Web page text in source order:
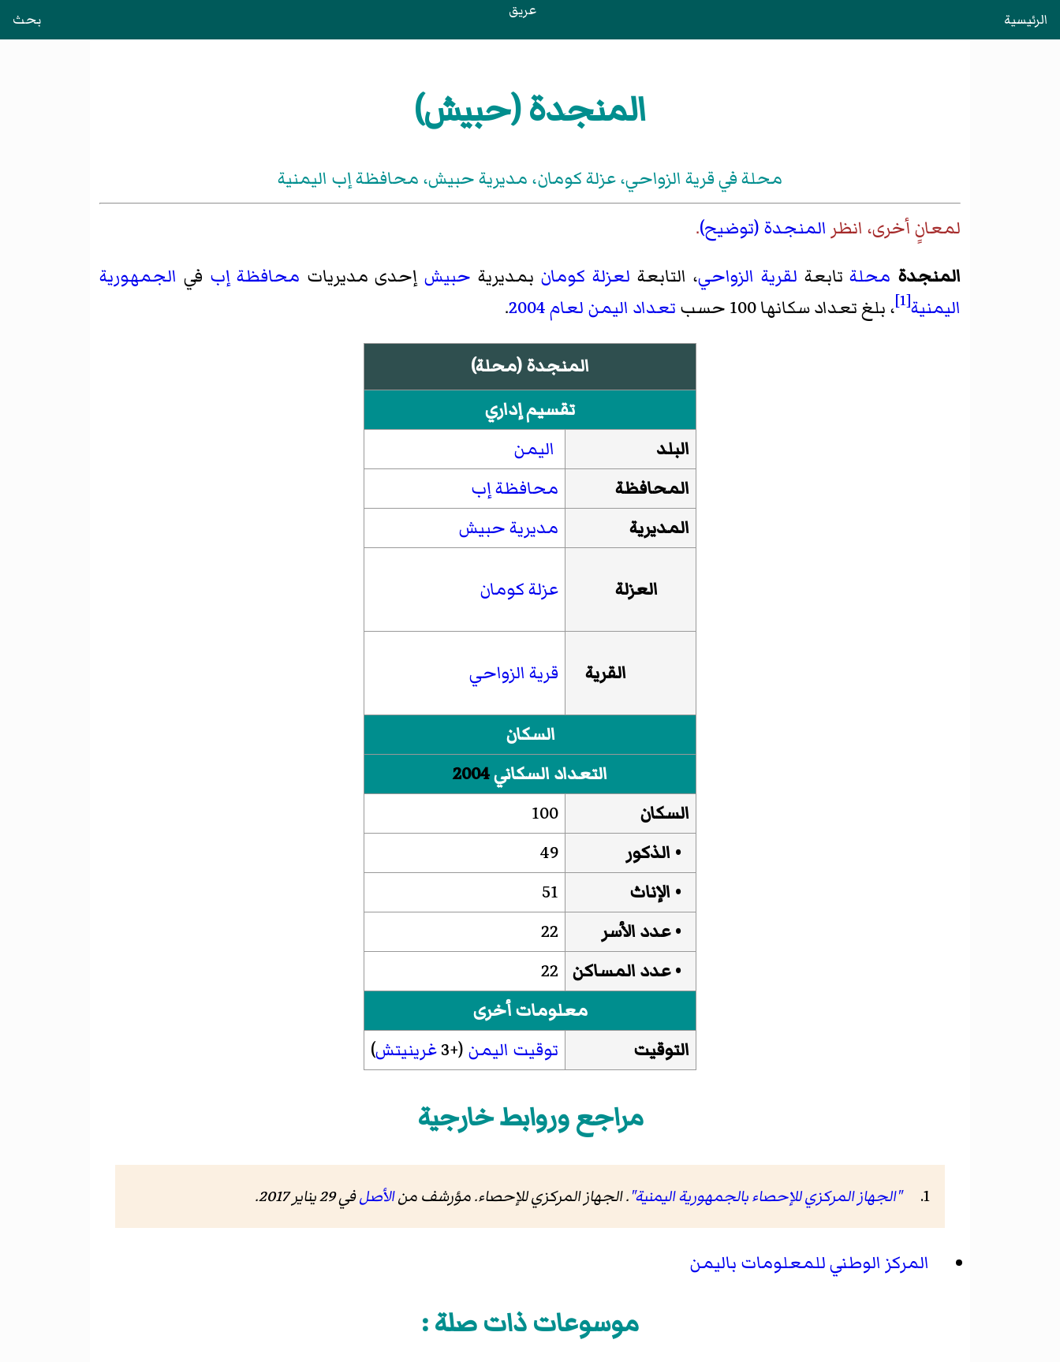
الرئيسية عريق بحث
المنجدة (حبيش)
محلة في قرية الزواحي، عزلة كومان، مديرية حبيش، محافظة إب اليمنية
لمعانٍ أخرى، انظر المنجدة (توضيح).
المنجدة محلةتابعة لقرية الزواحي، التابعة لعزلة كومان بمديرية حبيشإحدى مديريات محافظة إب في الجمهورية
اليمنية[1] ، بلغ تعداد سكانها 100 حسب تعداد اليمن لعام 2004 .
المنجدة (محلة)
تقسيم إداري
البلد
اليمن
المحافظة
محافظة إب
المديرية
مديرية حبيش
العزلة عزلة كومان
القرية قرية الزواحي
السكان
التعداد السكاني2004
السكان
100
• الذكور
49
• الإناث
51
• عدد الأسر
22
• عدد المساكن 22
معلومات أخرى
التوقيت
توقيت اليمن (+3 غرينيتش)
مراجع وروابط خارجية
"الجهاز المركزي للإحصاء بالجمهورية اليمنية". الجهاز المركزي للإحصاء. مؤرشف منالأصلفي 29 يناير 2017 .
المركز الوطني للمعلومات باليمن
موسوعات ذات صلة :